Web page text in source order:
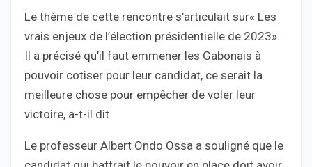
Le thème de cette rencontre s’articulait sur« Les
vrais enjeux de l’élection présidentielle de 2023».
Il a précisé qu’il faut emmener les Gabonais à
pouvoir cotiser pour leur candidat, ce serait la
meilleure chose pour empêcher de voler leur
victoire, a-t-il dit.
Le professeur Albert Ondo Ossa a souligné que le